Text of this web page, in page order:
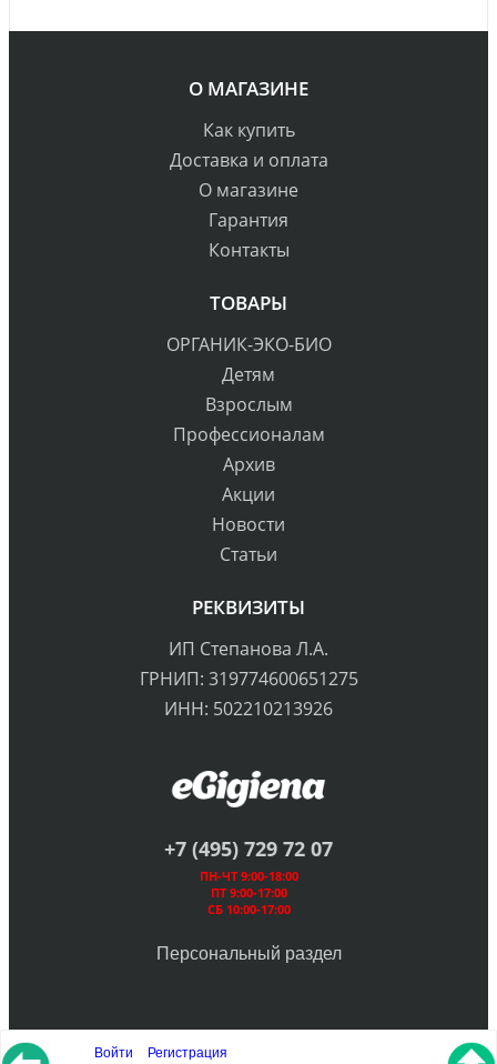
О МАГАЗИНЕ
Как купить
Доставка и оплата
О магазине
Гарантия
Контакты
ТОВАРЫ
ОРГАНИК-ЭКО-БИО
Детям
Взрослым
Профессионалам
Архив
Акции
Новости
Статьи
РЕКВИЗИТЫ
ИП Степанова Л.А.
ГРНИП: 319774600651275
ИНН: 502210213926
+7 (495) 729 72 07
ПН-ЧТ 9:00-18:00
ПТ 9:00-17:00
СБ 10:00-17:00
Персональный раздел
Войти Регистрация